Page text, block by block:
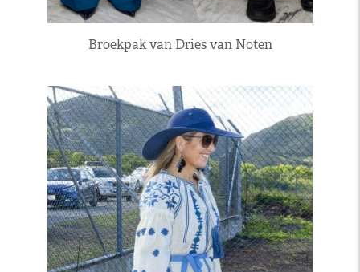
Broekpak van Dries van Noten